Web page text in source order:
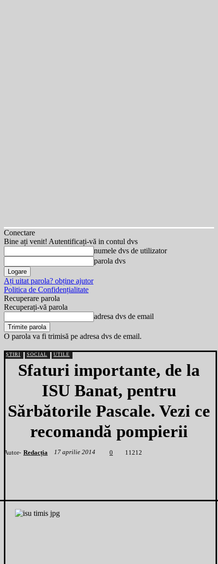
Conectare
Bine ați venit! Autentificați-vă in contul dvs
numele dvs de utilizator
parola dvs
Ați uitat parola? obține ajutor
Politica de Confidențialitate
Recuperare parola
Recuperați-vă parola
adresa dvs de email
O parola va fi trimisă pe adresa dvs de email.
ȘTIRI SOCIAL UTILE
Sfaturi importante, de la
ISU Banat, pentru
Sărbătorile Pascale. Vezi ce
recomandă pompierii
Autor- Redacția 17 aprilie 2014 0 1 1212